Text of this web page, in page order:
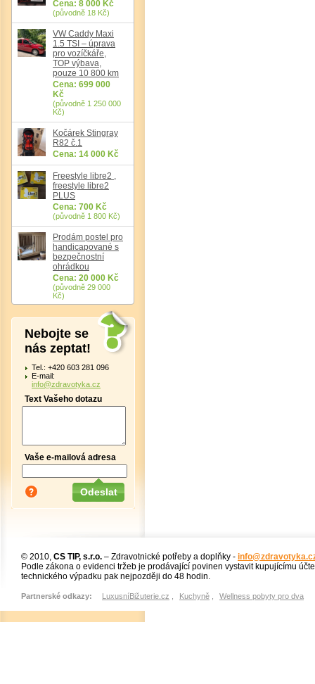
Cena: 8 000 Kč
(původně 18 Kč)
VW Caddy Maxi
1.5 TSI – úprava
pro vozíčkáře,
TOP výbava,
pouze 10 800 km
Cena: 699 000
Kč
(původně 1 250 000
Kč)
Kočárek Stingray
R82 č.1
Cena: 14 000 Kč
Freestyle libre2 ,
freestyle libre2
PLUS
Cena: 700 Kč
(původně 1 800 Kč)
Prodám postel pro
handicapované s
bezpečnostní
ohrádkou
Cena: 20 000 Kč
(původně 29 000
Kč)
Nebojte se
nás zeptat!
Tel.: +420 603 281 096
E-mail:
info@zdravotyka.cz
Text Vašeho dotazu
Vaše e-mailová adresa
© 2010, CS TIP, s.r.o. – Zdravotnické potřeby a doplňky -
Podle zákona o evidenci tržeb je prodávající povinen vystavit kupujícímu
technického výpadku pak nejpozději do 48 hodin.
Partnerské odkazy: LuxusníBižuterie.cz Kuchyně Wellness pobyty pro dva